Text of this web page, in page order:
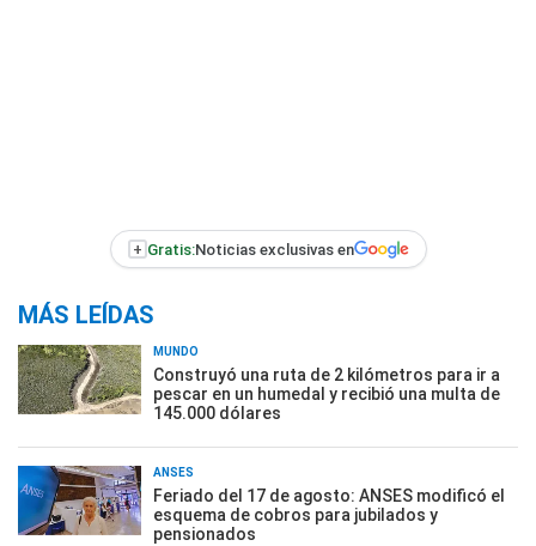
+ Gratis:Noticias exclusivas en
MÁS LEÍDAS
MUNDO
Construyó una ruta de 2 kilómetros para ir a
pescar en un humedal y recibió una multa de
145.000 dólares
ANSES
Feriado del 17 de agosto: ANSES modificó el
esquema de cobros para jubilados y
pensionados